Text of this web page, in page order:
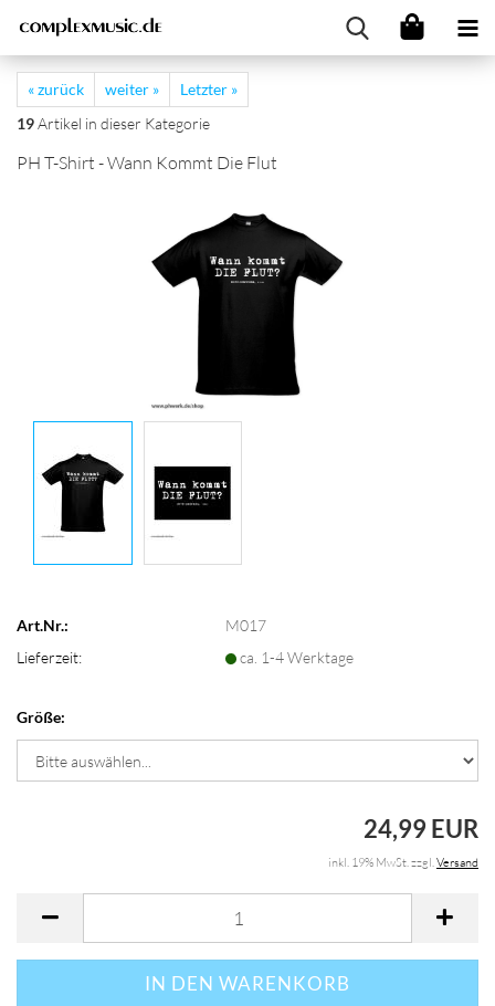
« zurück weiter »
Letzter »
19Artikel in dieser Kategorie
PH T-Shirt - Wann Kommt Die Flut
Art.Nr.:
M017
Lieferzeit:
ca. 1-4 Werktage
Größe:
24,99 EUR
inkl. 19% MwSt. zzgl.Versand